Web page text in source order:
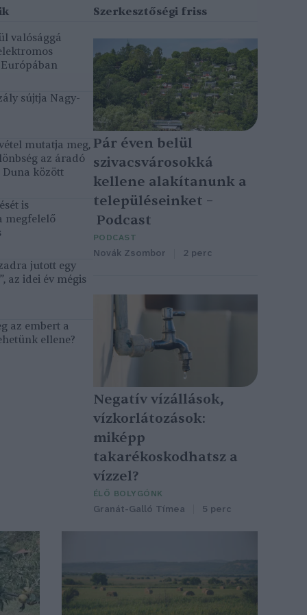
valósággá
sújtja Nagy-
mutatja meg,
az áradó
Duna között
is
megfelelő
jutott egy
az idei év mégis
az embert a
ellene?
Pár éven belül
szivacsvárosokká
kellene alakítanunk a
településeinket –
Podcast
PODCAST
Novák Zsombor 2 perc
Negatív vízállások,
vízkorlátozások:
miképp
takarékoskodhatsz a
vízzel?
ÉLŐ BOLYGÓNK
Granát-Galló Tímea 5 perc